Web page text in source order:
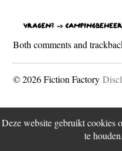
Deze website gebruikt cookies
te houden.
Both comments and
© 2026 Fiction Factory